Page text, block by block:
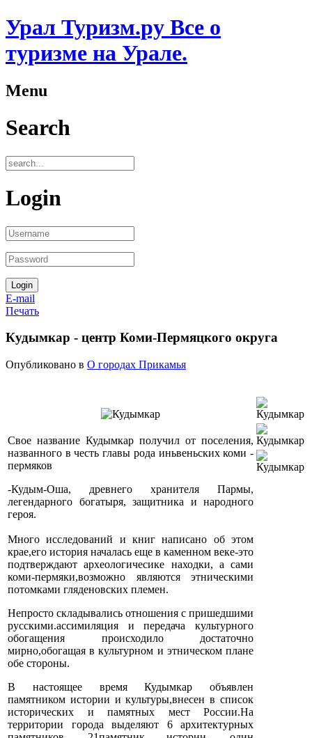
Урал Туризм.ру Все о
туризме на Урале.
Menu
Search
Login
E-mail
Печать
Кудымкар - центр Коми-Пермяцкого округа
Опубликовано в О городах Прикамья
Свое название Кудымкар получил от поселения,
названного в честь главы рода иньвеньских коми -
пермяков
-Кудым-Оша, древнего хранителя Пармы,
легендарного богатыря, защитника и народного
героя.
Много исследований и книг написано об этом
крае,его история началась еще в каменном веке-это
подтверждают археологичесике находки, а сами
коми-пермяки,возможно являются этническими
потомками гляденовских племен.
Непросто складывались отношения с пришедшими
русскими.ассимиляция и передача культурного
обогащения происходило достаточно
мирно,обогащая в культурном и этническом плане
обе стороны.
В настоящее время Кудымкар объявлен
памятником истории и культуры,внесен в список
исторических и памятных мест России.На
территории города выделяют 6 архитектурных